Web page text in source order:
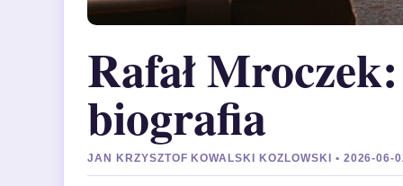
Rafał
biografia
JAN KRZYSZTOF KOWALSKI KOZLOWSKI • 2026-06-